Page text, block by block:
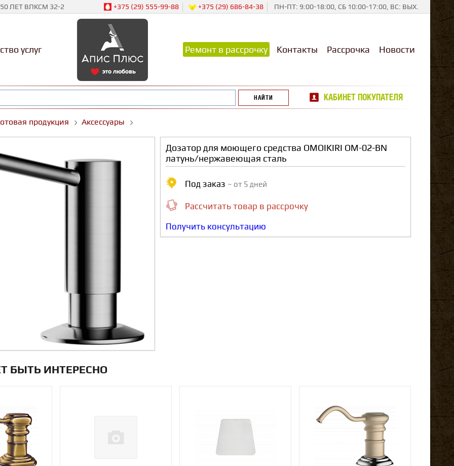
ЛЕТ ВЛКСМ 32-2 +375 (29) 555-99-88 +375 (29) 686-84-38 ПН-ПТ: 9:00-18:00, СБ 10:00-17:00, ВС: ВЫХ.
услуг Ремонт в рассрочку Контакты Рассрочка Новости
КАБИНЕТ ПОКУПАТЕЛЯ
продукция Аксессуары
Дозатор для моющего средства OMOIKIRI OM-02-BN
латунь/нержавеющая сталь
Под заказ ~ от 5 дней
Рассчитать товар в рассрочку
Получить консультацию
БЫТЬ ИНТЕРЕСНО